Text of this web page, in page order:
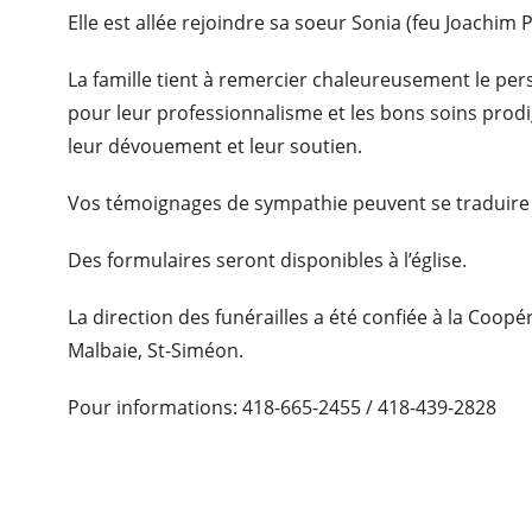
Elle est allée rejoindre sa soeur Sonia (feu Joachim
La famille tient à remercier chaleureusement le
pour leur professionnalisme et les bons soins
leur dévouement et leur soutien.
Vos témoignages de sympathie peuvent se
Des formulaires seront disponibles à l’église.
La direction des funérailles a été confiée à la
Malbaie, St-Siméon.
Pour informations: 418-665-2455 / 418-439-2828